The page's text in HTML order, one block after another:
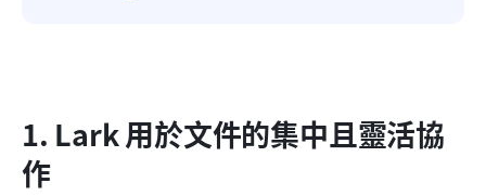
1. Lark 用於文件的集中且靈活協
作